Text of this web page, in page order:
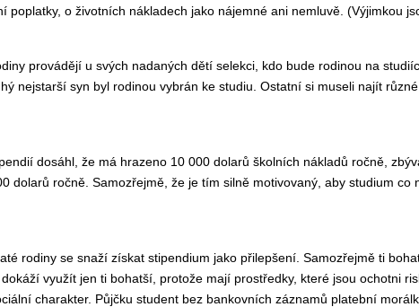
poplatky, o životních nákladech jako nájemné ani nemluvě. (Výjimkou
provádějí u svých nadaných dětí selekci, kdo bude rodinou na
nejstarší syn byl rodinou vybrán ke studiu. Ostatní si museli najít
dosáhl, že má hrazeno 10 000 dolarů školních nákladů ročně,
dolarů ročně. Samozřejmě, že je tím silně motivovaný, aby studium
rodiny se snaží získat stipendium jako přilepšení. Samozřejmě ti
využít jen ti bohatší, protože mají prostředky, které jsou ochotni
charakter. Půjčku student bez bankovních záznamů platební